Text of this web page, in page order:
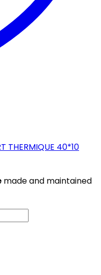
THERMIQUE 40*10
made and maintained